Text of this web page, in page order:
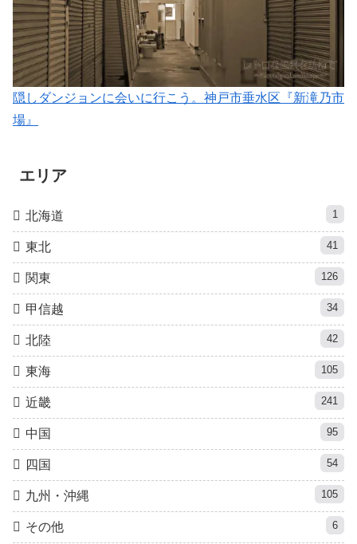
隠しダンジョンに会いに行こう。神戸市垂水区『新滝乃市
場』
エリア
北海道 1
東北 41
関東 126
甲信越 34
北陸 42
東海 105
近畿 241
中国 95
四国 54
九州・沖縄 105
その他 6